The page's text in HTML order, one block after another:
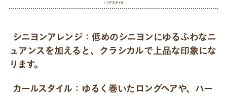
1. ヘアスタイル
シニヨンアレンジ： 低めのシニヨンにゆるふわなニ
ュアンスを加えると、クラシカルで上品な印象にな
ります。
カールスタイル： ゆるく巻いたロングヘアや、ハー